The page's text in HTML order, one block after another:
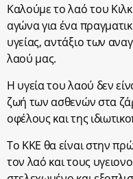
Καλούμε το λαό του
αγώνα για ένα
υγείας, αντάξιο των
λαού μας.
Η υγεία του λαού δεν
ζωή των ασθενών στα
οφέλους και της
Το ΚΚΕ θα είναι στην
τον λαό και τους